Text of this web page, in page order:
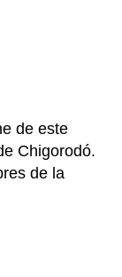
de este
Chigorodó.
de la